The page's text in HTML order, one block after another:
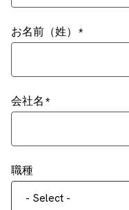
お名前（姓）
会社名
職種
- Select -